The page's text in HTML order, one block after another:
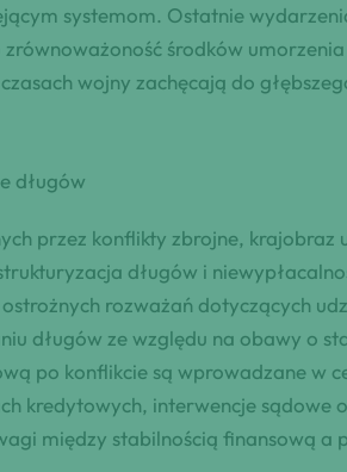
systemom. Ostatnie
środków
wojny zachęcają do
długów
przez konflikty zbrojne,
długów i
rozważań dotyczących
długów ze względu na obawy o
po konflikcie są wprowadzane w
kredytowych, interwencje sądowe
między stabilnością finansową